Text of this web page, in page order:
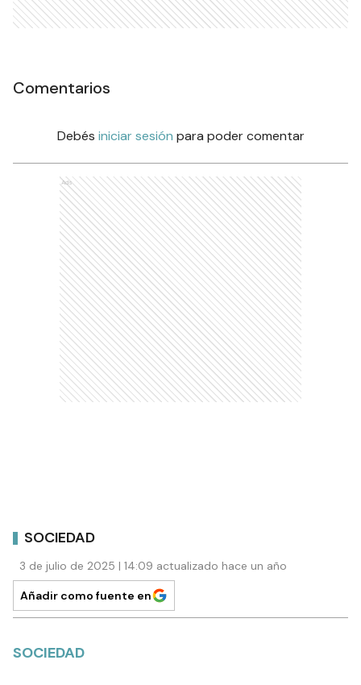
Comentarios
Debés iniciar sesión para poder comentar
Ads
SOCIEDAD
3 de julio de 2025 | 14:09 actualizado hace un año
Añadir como fuente en
SOCIEDAD